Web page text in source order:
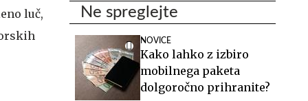
luč,
Ne spreglejte
NOVICE
Kako lahko z izbiro
mobilnega paketa
dolgoročno prihranite?